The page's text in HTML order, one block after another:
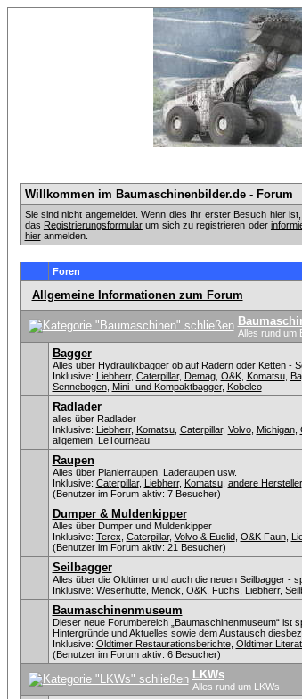
Willkommen im Baumaschinenbilder.de - Forum
Sie sind nicht angemeldet. Wenn dies Ihr erster Besuch hier
das Registrierungsformularum sich zu registrieren oder
hieranmelden.
Foren
Allgemeine Informationen zum Forum
Alles rund um
Bagger
Alles über Hydraulikbagger ob auf Rädern oder Ketten -
Inklusive: Liebherr, Caterpillar, Demag, O&K, Komatsu,
Sennebogen, Mini- und Kompaktbagger, Kobelco
Radlader
alles über Radlader
Inklusive: Liebherr, Komatsu, Caterpillar, Volvo, Michigan,
allgemein, LeTourneau
Raupen
Alles über Planierraupen, Laderaupen usw.
Inklusive: Caterpillar, Liebherr, Komatsu, andere Hersteller,
(Benutzer im Forum aktiv: 7 Besucher)
Dumper & Muldenkipper
Alles über Dumper und Muldenkipper
Inklusive: Terex Caterpillar, Volvo & Euclid, O&K Faun,
(Benutzer im Forum aktiv: 21 Besucher)
Seilbagger
Alles über die Oldtimer und auch die neuen Seilbagger -
Inklusive: Weserhütte, Menck O&K, Fuchs Liebherr,
Baumaschinenmuseum
Dieser neue Forumbereich „Baumaschinenmuseum“ ist
Hintergründe und Aktuelles sowie dem Austausch
Inklusive: Oldtimer Restaurationsberichte, Oldtimer
(Benutzer im Forum aktiv: 6 Besucher)
LKWs
Alles rund um LKWs